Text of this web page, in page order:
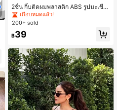
2ชิ้น กิ๊บติดผมพลาสติก ABS รูปมะเขือเ
ทศสีแดงน่ารัก สไตล์เกาหลีมินิมอล สำ
หรับติดผมหน้าม้า ใส่ประจำวันและไปโ
รงเรียน กิ๊บติดผม
เกือบหมดแล้ว!
200+ sold
฿39